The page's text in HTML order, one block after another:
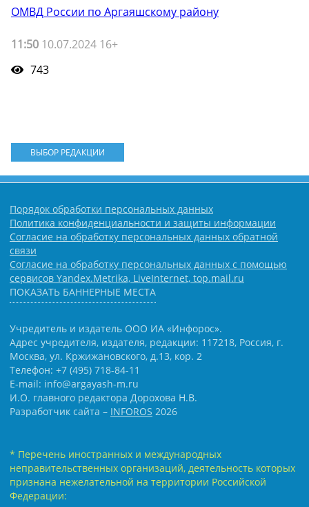
ОМВД России по Аргаяшскому району
11:50 10.07.2024 16+
743
ВЫБОР РЕДАКЦИИ
Порядок обработки персональных данных
Политика конфиденциальности и защиты информации
Согласие на обработку персональных данных обратной
связи
Согласие на обработку персональных данных с помощью
сервисов Yandex.Metrika, LiveInternet, top.mail.ru
ПОКАЗАТЬ БАННЕРНЫЕ МЕСТА
Учредитель и издатель ООО ИА «Инфорос».
Адрес учредителя, издателя, редакции: 117218, Россия, г.
Москва, ул. Кржижановского, д.13, кор. 2
Телефон: +7 (495) 718-84-11
E-mail: info@argayash-m.ru
И.О. главного редактора Дорохова Н.В.
Разработчик сайта – INFOROS 2026
* Перечень иностранных и международных
неправительственных организаций, деятельность которых
признана нежелательной на территории Российской
Федерации: